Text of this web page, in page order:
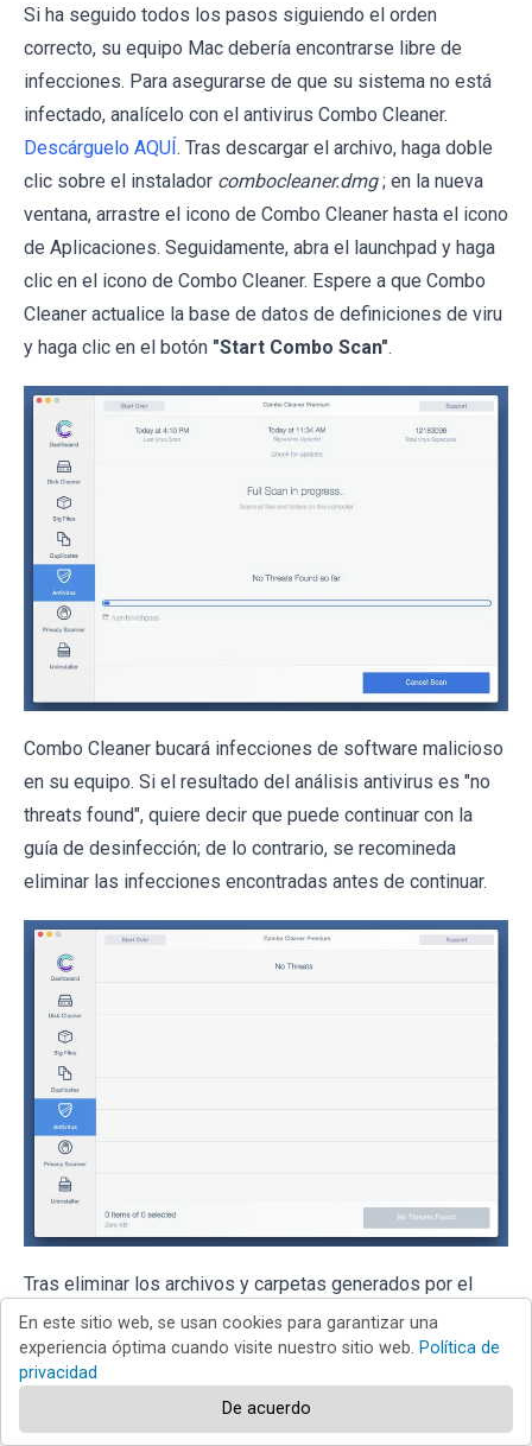
Si ha seguido todos los pasos siguiendo el orden
correcto, su equipo Mac debería encontrarse libre de
infecciones. Para asegurarse de que su sistema no está
infectado, analícelo con el antivirus Combo Cleaner.
Descárguelo AQUÍ. Tras descargar el archivo, haga doble
clic sobre el instalador combocleaner.dmg ; en la nueva
ventana, arrastre el icono de Combo Cleaner hasta el icono
de Aplicaciones. Seguidamente, abra el launchpad y haga
clic en el icono de Combo Cleaner. Espere a que Combo
Cleaner actualice la base de datos de definiciones de viru
y haga clic en el botón "Start Combo Scan".
Combo Cleaner bucará infecciones de software malicioso
en su equipo. Si el resultado del análisis antivirus es "no
threats found", quiere decir que puede continuar con la
guía de desinfección; de lo contrario, se recomineda
eliminar las infecciones encontradas antes de continuar.
Tras eliminar los archivos y carpetas generados por el
software publicitario, siga eliminando las extensiones
dudosas de sus navegadores web.
Eliminar el estafa de soporte
En este sitio web, se usan cookies para garantizar una
experiencia óptima cuando visite nuestro sitio web. Política de
privacidad
De acuerdo